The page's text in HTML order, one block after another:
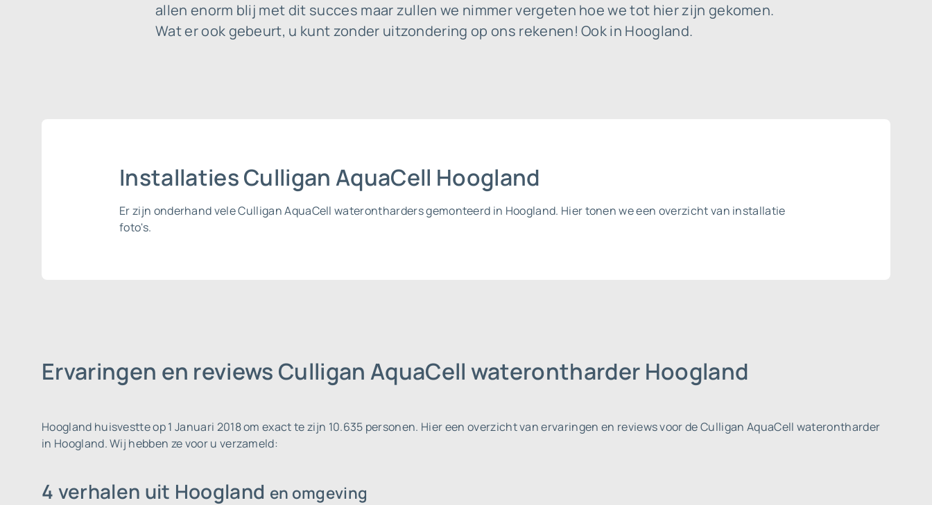
allen enorm blij met dit succes maar zullen we nimmer vergeten hoe we tot hier zijn gekomen.
Wat er ook gebeurt, u kunt zonder uitzondering op ons rekenen! Ook in Hoogland.
Installaties Culligan AquaCell Hoogland
Er zijn onderhand vele Culligan AquaCell waterontharders gemonteerd in Hoogland. Hier tonen we een overzicht van installatie
foto's.
Ervaringen en reviews Culligan AquaCell waterontharder Hoogland
Hoogland huisvestte op 1 Januari 2018 om exact te zijn 10.635 personen. Hier een overzicht van ervaringen en reviews voor de Culligan AquaCell waterontharder
in Hoogland. Wij hebben ze voor u verzameld:
4 verhalen uit Hoogland en omgeving